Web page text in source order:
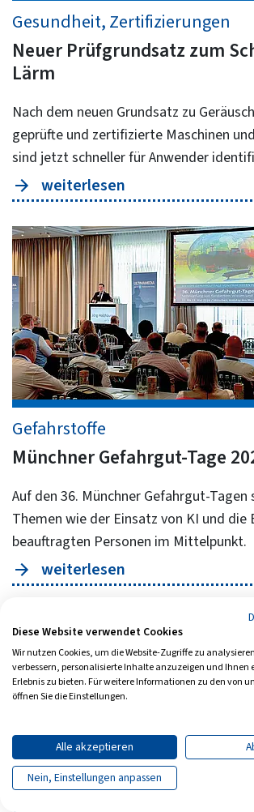
Gesundheit, Zertifizierungen
Neuer Prüfgrundsatz zum
Lärm
Nach dem neuen Grundsatz zu
geprüfte und zertifizierte Maschinen
sind jetzt schneller für Anwender
weiterlesen
Gefahrstoffe
Münchner Gefahrgut-Tage
Auf den 36. Münchner Gefahrgut-Tagen
Themen wie der Einsatz von KI und die
beauftragten Personen im Mittelpunkt.
weiterlesen
Diese Website verwendet Cookies
Wir nutzen Cookies, um die Website-Zugriffe zu
verbessern, personalisierte Inhalte anzuzeigen und Ihnen
Erlebnis zu bieten. Für weitere Informationen zu den von
öffnen Sie die Einstellungen.
Alle akzeptieren
Nein, Einstellungen anpassen